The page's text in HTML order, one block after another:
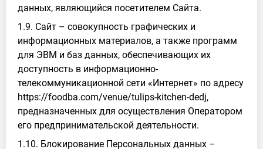
данных, являющийся посетителем Сайта.
1.9. Сайт – совокупность графических и
информационных материалов, а также программ
для ЭВМ и баз данных, обеспечивающих их
доступность в информационно-
телекоммуникационной сети «Интернет» по адресу
https://foodba.com/venue/tulips-kitchen-dedj,
предназначенных для осуществления Оператором
его предпринимательской деятельности.
1.10. Блокирование Персональных данных –